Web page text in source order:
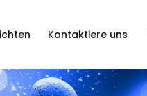
Kontaktiere uns